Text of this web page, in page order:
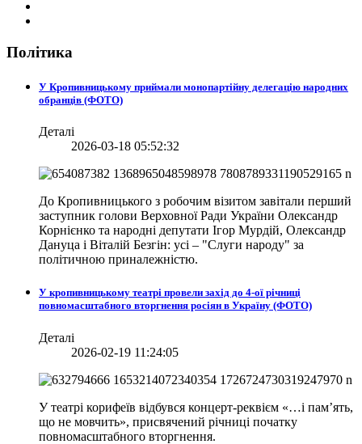
Політика
У Кропивницькому приймали монопартійну делегацію народних
обранців (ФОТО)
Деталі
2026-03-18 05:52:32
До Кропивницького з робочим візитом завітали перший
заступник голови Верховної Ради України Олександр
Корнієнко та народні депутати Ігор Мурдій, Олександр
Дануца і Віталій Безгін: усі – "Слуги народу" за
політичною приналежністю.
У кропивницькому театрі провели захід до 4-ої річниці
повномасштабного вторгнення росіян в Україну (ФОТО)
Деталі
2026-02-19 11:24:05
У театрі корифеїв відбувся концерт-реквієм «…і пам’ять,
що не мовчить», присвячений річниці початку
повномасштабного вторгнення.